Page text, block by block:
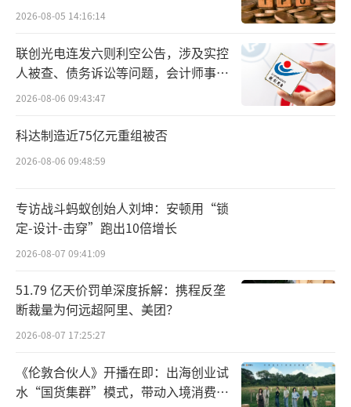
腾讯视频半斤，爱奇艺八两
给《脱友们》和《喜单》下结论为时尚
早，单从抖音平台的数据上看，爱奇艺比腾讯
视频略胜一筹。
截至8月29日，腾讯视频的《脱友们》官方
单》）同期打擂，上线两周后官方账号粉丝4.9
万，获赞65.5万。
当然，这只是两档脱口秀节目当下播出效
果外延的一部分，并不能代表全貌。
宣发上《喜单》并不如《脱友们》卖力，
立了官方账号，而《喜单》并没有选择在这两
2026-08-05 14:16:14
联创光电连发六则利空公告，涉及实控
人被查、债务诉讼等问题，会计师事务
所曾出具“保留意见”
2026-08-06 09:43:47
科达制造近75亿元重组被否
2026-08-06 09:48:59
专访战斗蚂蚁创始人刘坤：安顿用“锁
定-设计-击穿”跑出10倍增长
2026-08-07 09:41:09
51.79 亿天价罚单深度拆解：携程反垄
断裁量为何远超阿里、美团？
2026-08-07 17:25:27
《伦敦合伙人》开播在即：出海创业试
水“国货集群”模式，带动入境消费反